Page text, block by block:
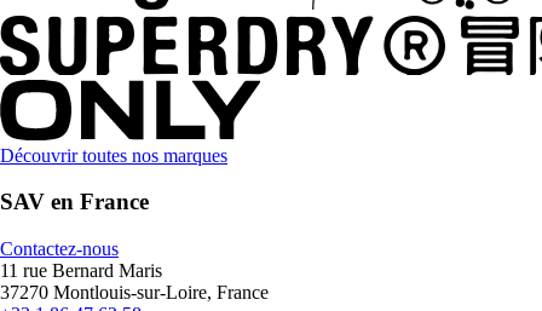
Découvrir toutes nos marques
SAV en France
Contactez-nous
11 rue Bernard Maris
37270 Montlouis-sur-Loire, France